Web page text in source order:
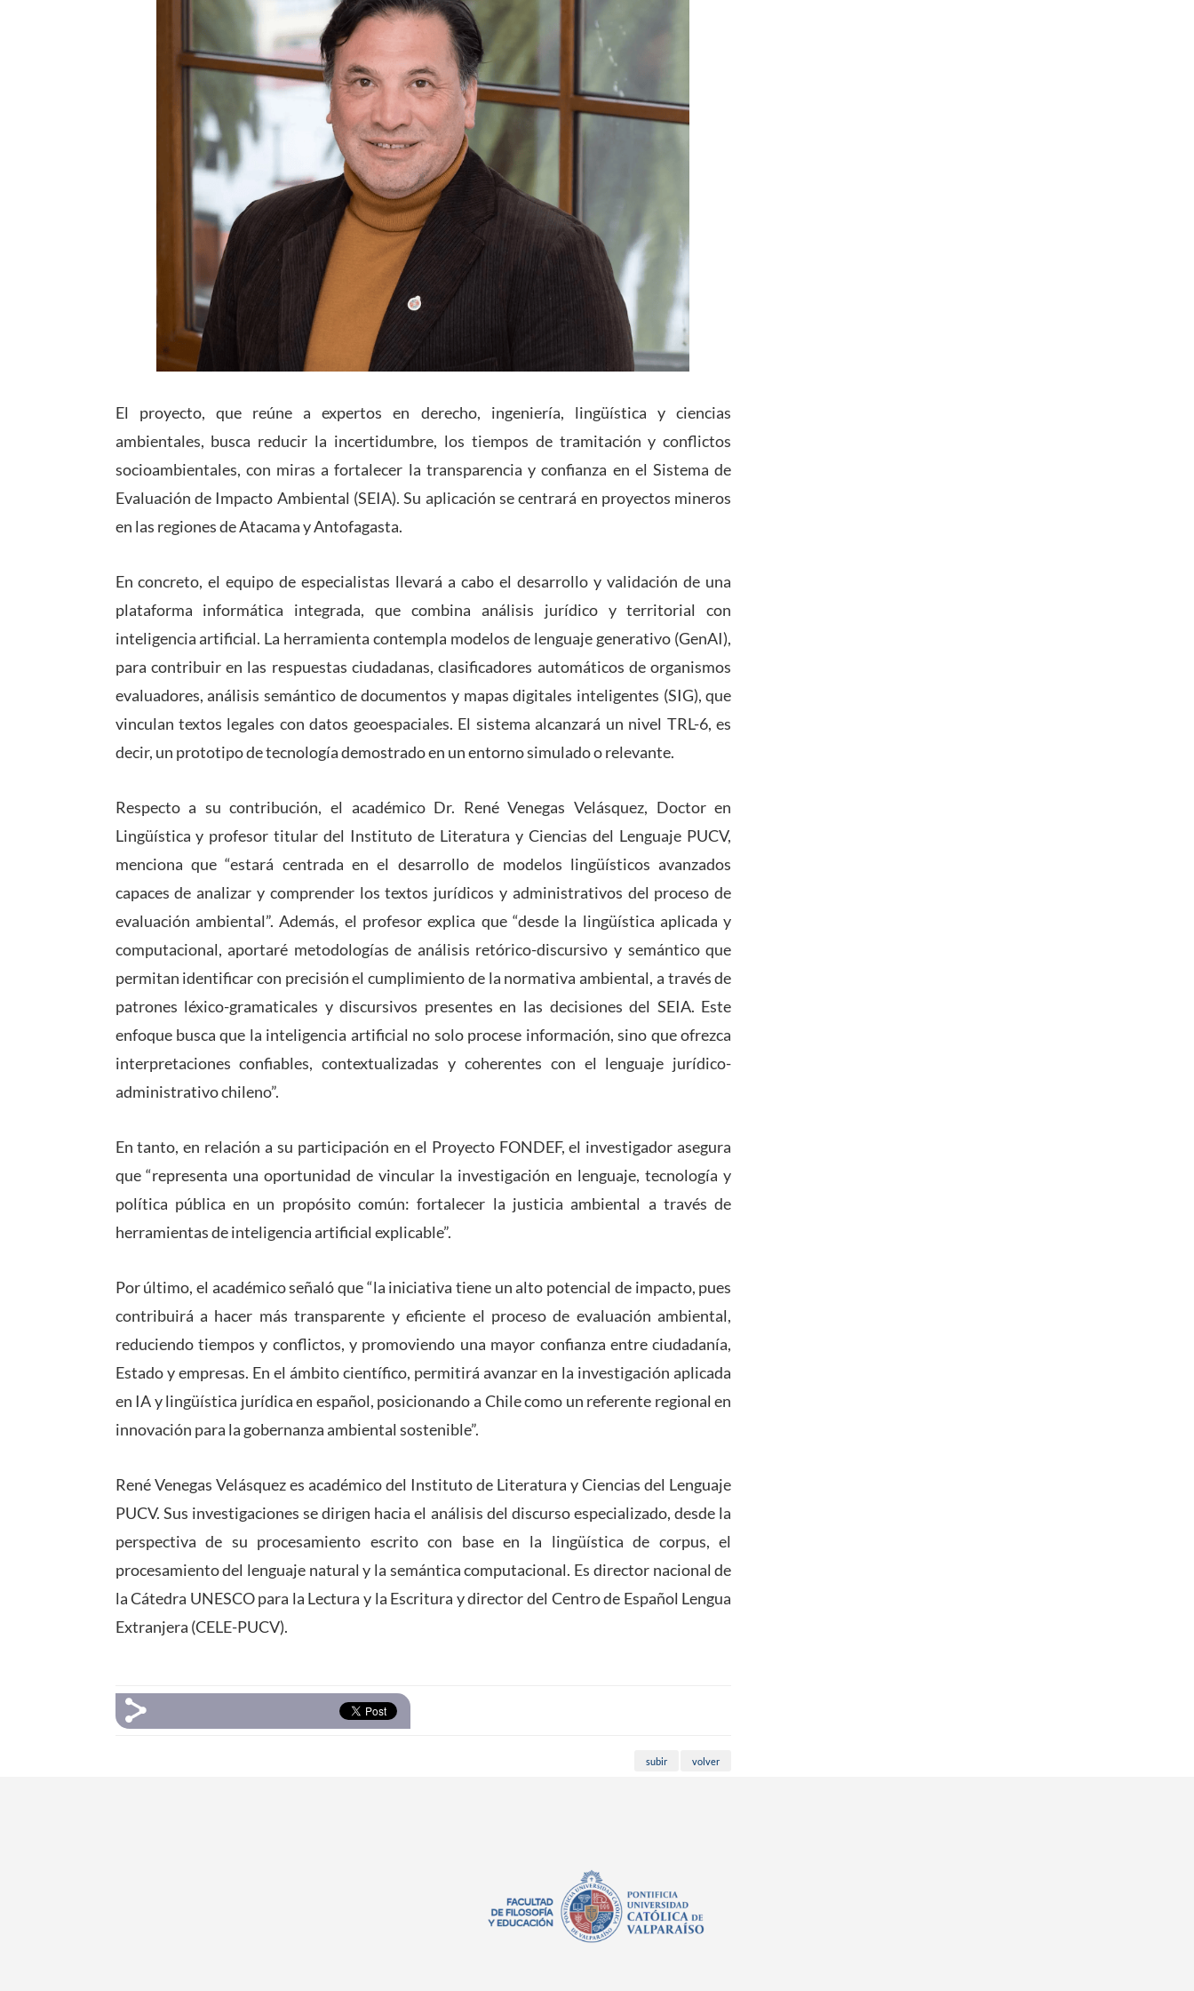
El proyecto, que reúne a expertos en derecho, ingeniería, lingüística y ciencias
ambientales, busca reducir la incertidumbre, los tiempos de tramitación y conflictos
socioambientales, con miras a fortalecer la transparencia y confianza en el Sistema de
Evaluación de Impacto Ambiental (SEIA). Su aplicación se centrará en proyectos mineros
en las regiones de Atacama y Antofagasta.
En concreto, el equipo de especialistas llevará a cabo el desarrollo y validación de una
plataforma informática integrada, que combina análisis jurídico y territorial con
inteligencia artificial. La herramienta contempla modelos de lenguaje generativo (GenAI),
para contribuir en las respuestas ciudadanas, clasificadores automáticos de organismos
evaluadores, análisis semántico de documentos y mapas digitales inteligentes (SIG), que
vinculan textos legales con datos geoespaciales. El sistema alcanzará un nivel TRL-6, es
decir, un prototipo de tecnología demostrado en un entorno simulado o relevante.
Respecto a su contribución, el académico Dr. René Venegas Velásquez, Doctor en
Lingüística y profesor titular del Instituto de Literatura y Ciencias del Lenguaje PUCV,
menciona que “estará centrada en el desarrollo de modelos lingüísticos avanzados
capaces de analizar y comprender los textos jurídicos y administrativos del proceso de
evaluación ambiental”. Además, el profesor explica que “desde la lingüística aplicada y
computacional, aportaré metodologías de análisis retórico-discursivo y semántico que
permitan identificar con precisión el cumplimiento de la normativa ambiental, a través de
patrones léxico-gramaticales y discursivos presentes en las decisiones del SEIA. Este
enfoque busca que la inteligencia artificial no solo procese información, sino que ofrezca
interpretaciones confiables, contextualizadas y coherentes con el lenguaje jurídico-
administrativo chileno”.
En tanto, en relación a su participación en el Proyecto FONDEF, el investigador asegura
que “representa una oportunidad de vincular la investigación en lenguaje, tecnología y
política pública en un propósito común: fortalecer la justicia ambiental a través de
herramientas de inteligencia artificial explicable”.
Por último, el académico señaló que “la iniciativa tiene un alto potencial de impacto, pues
contribuirá a hacer más transparente y eficiente el proceso de evaluación ambiental,
reduciendo tiempos y conflictos, y promoviendo una mayor confianza entre ciudadanía,
Estado y empresas. En el ámbito científico, permitirá avanzar en la investigación aplicada
en IA y lingüística jurídica en español, posicionando a Chile como un referente regional en
innovación para la gobernanza ambiental sostenible”.
René Venegas Velásquez es académico del Instituto de Literatura y Ciencias del Lenguaje
PUCV. Sus investigaciones se dirigen hacia el análisis del discurso especializado, desde la
perspectiva de su procesamiento escrito con base en la lingüística de corpus, el
procesamiento del lenguaje natural y la semántica computacional. Es director nacional de
la Cátedra UNESCO para la Lectura y la Escritura y director del Centro de Español Lengua
Extranjera (CELE-PUCV).
subir volver